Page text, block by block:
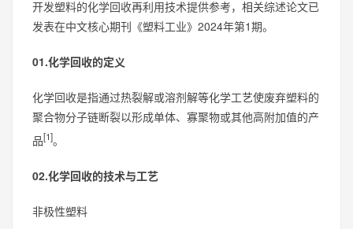
开发塑料的化学回收再利用技术提供参考，相关综述论文已
发表在中文核心期刊《塑料工业》2024年第1期。
01.化学回收的定义
化学回收是指通过热裂解或溶剂解等化学工艺使废弃塑料的
聚合物分子链断裂以形成单体、寡聚物或其他高附加值的产
品[1]。
02.化学回收的技术与工艺
非极性塑料